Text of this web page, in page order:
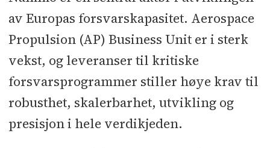
av Europas forsvarskapasitet. Aerospace
Propulsion (AP) Business Unit er i sterk
vekst, og leveranser til kritiske
forsvarsprogrammer stiller høye krav til
robusthet, skalerbarhet, utvikling og
presisjon i hele verdikjeden.